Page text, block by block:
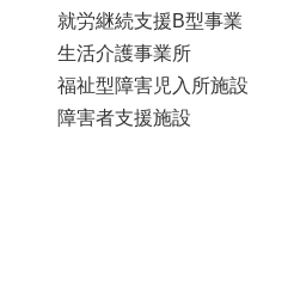
就労継続支援B型事業
生活介護事業所
福祉型障害児入所施設
障害者支援施設